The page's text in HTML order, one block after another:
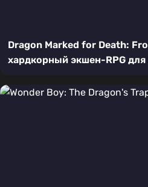
Dragon Marked for Death:
хардкорный экшен-RPG